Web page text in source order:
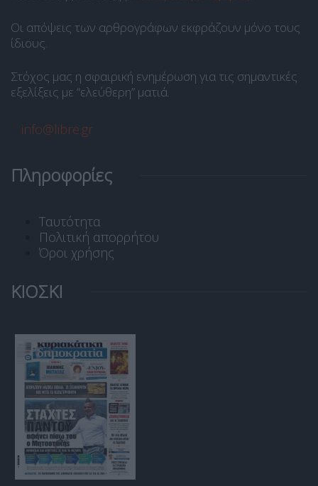
Οι απόψεις των αρθρογράφων εκφράζουν μόνο τους
ίδιους.
Στόχος μας η σφαιρική ενημέρωση για τις σημαντικές
εξελίξεις με “ελεύθερη” ματιά.
info@libre.gr
Πληροφορίες
Ταυτότητα
Πολιτική απορρήτου
Όροι χρήσης
ΚΙΟΣΚΙ